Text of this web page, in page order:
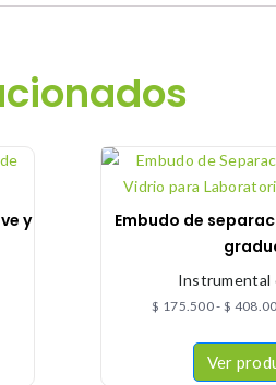
y
Embudo de
Instrumental
$ 175.500- $
Ver